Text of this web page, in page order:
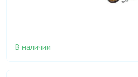
В наличии